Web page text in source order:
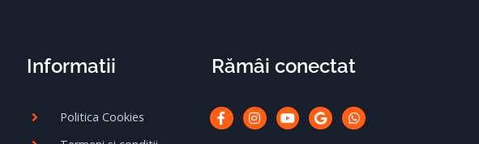
Informatii
Politica Cookies
Rămâi conectat
Facebook-
f
Instagram
YoutubeGoogleWhatsapp